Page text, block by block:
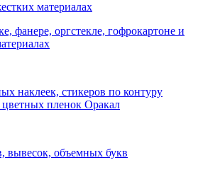
материалах
фанере, оргстекле, гофрокартоне и
наклеек, стикеров по контуру
цветных пленок Оракал
вывесок, объемных букв